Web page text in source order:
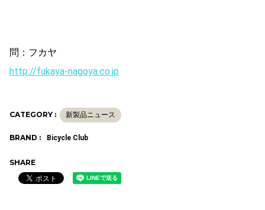
問：フカヤ
http://fukaya-nagoya.co.jp
CATEGORY : 新製品ニュース
BRAND : Bicycle Club
SHARE